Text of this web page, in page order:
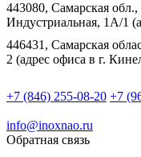
443080, Самарская
Индустриальная, 1А/1
446431, Самарская
2 (адрес офиса в г.
+7 (846) 255-08-20 +7
info@inoxnao.ru
Обратная связь